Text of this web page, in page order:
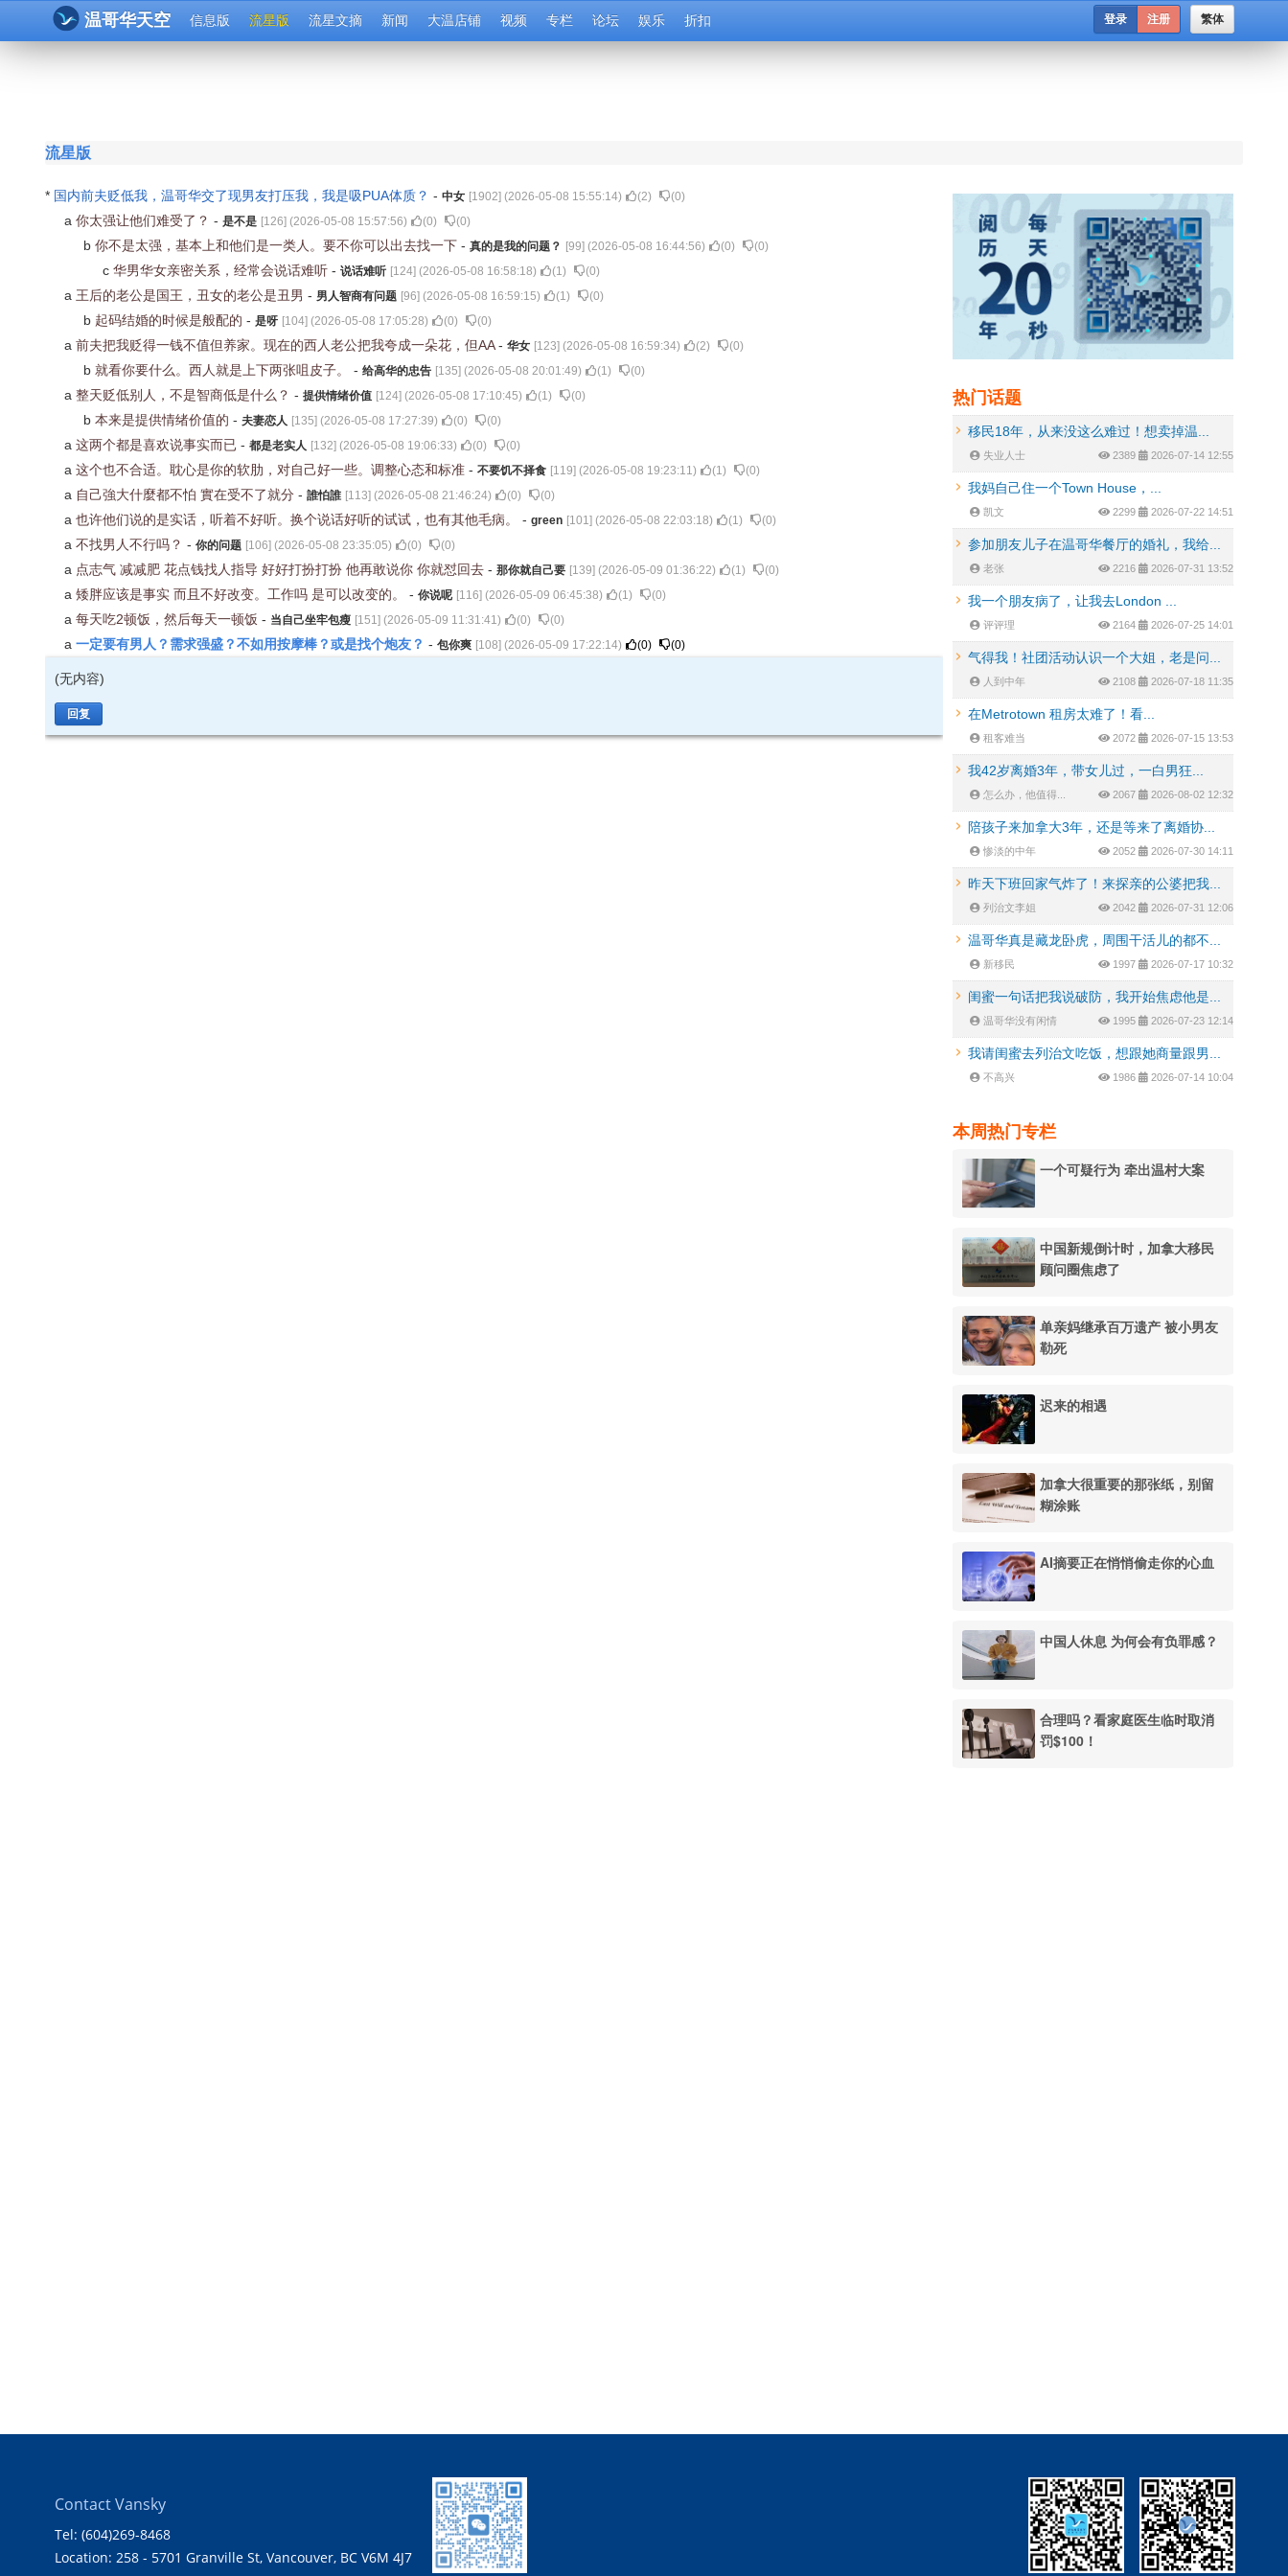
温哥华天空 信息版 流星版 流星文摘 新闻 大温店铺 视频 专栏 论坛 娱乐 折扣 繁体
登录 注册
流星版
* 国内前夫贬低我，温哥华交了现男友打压我，我是吸PUA体质？ - 中女 [1902] (2026-05-08 15:55:14) (2) (0)
a 你太强让他们难受了？ - 是不是 [126] (2026-05-08 15:57:56) (0) (0)
b 你不是太强，基本上和他们是一类人。要不你可以出去找一下 - 真的是我的问题？ [99] (2026-05-08 16:44:56) (0) (0)
c 华男华女亲密关系，经常会说话难听 - 说话难听 [124] (2026-05-08 16:58:18) (1) (0)
a 王后的老公是国王，丑女的老公是丑男 - 男人智商有问题 [96] (2026-05-08 16:59:15) (1) (0)
b 起码结婚的时候是般配的 - 是呀 [104] (2026-05-08 17:05:28) (0) (0)
a 前夫把我贬得一钱不值但养家。现在的西人老公把我夸成一朵花，但AA- 华女 [123] (2026-05-08 16:59:34) (2) (0)
b 就看你要什么。西人就是上下两张咀皮子。 - 给高华的忠告 [135] (2026-05-08 20:01:49) (1) (0)
a 整天贬低别人，不是智商低是什么？ - 提供情绪价值 [124] (2026-05-08 17:10:45) (1) (0)
b 本来是提供情绪价值的 - 夫妻恋人 [135] (2026-05-08 17:27:39) (0) (0)
a 这两个都是喜欢说事实而已 - 都是老实人 [132] (2026-05-08 19:06:33) (0) (0)
a 这个也不合适。耽心是你的软肋，对自己好一些。调整心态和标准 - 不要饥不择食 [119] (2026-05-08 19:23:11) (1) (0)
a 自己強大什麼都不怕 實在受不了就分 - 誰怕誰 [113] (2026-05-08 21:46:24) (0) (0)
a 也许他们说的是实话，听着不好听。换个说话好听的试试，也有其他毛病。 - green [101] (2026-05-08 22:03:18) (1) (0)
a 不找男人不行吗？ - 你的问题 [106] (2026-05-08 23:35:05) (0) (0)
a 点志气 减减肥 花点钱找人指导 好好打扮打扮 他再敢说你 你就怼回去 - 那你就自己要 [139] (2026-05-09 01:36:22) (1) (0)
a 矮胖应该是事实 而且不好改变。工作吗 是可以改变的。 - 你说呢 [116] (2026-05-09 06:45:38) (1) (0)
a 每天吃2顿饭，然后每天一顿饭 - 当自己坐牢包瘦 [151] (2026-05-09 11:31:41) (0) (0)
a 一定要有男人？需求强盛？不如用按摩棒？或是找个炮友？ - 包你爽 [108] (2026-05-09 17:22:14) (0) (0)
(无内容)
回复
热门话题
移民18年，从来没这么难过！想卖掉温...
失业人士 2389 2026-07-14 12:55
我妈自己住一个Town House，...
凯文 2299 2026-07-22 14:51
参加朋友儿子在温哥华餐厅的婚礼，我给...
老张 2216 2026-07-31 13:52
我一个朋友病了，让我去London ...
评评理 2164 2026-07-25 14:01
气得我！社团活动认识一个大姐，老是问...
人到中年 2108 2026-07-18 11:35
在Metrotown 租房太难了！看...
租客难当 2072 2026-07-15 13:53
我42岁离婚3年，带女儿过，一白男狂...
怎么办，他值得... 2067 2026-08-02 12:32
陪孩子来加拿大3年，还是等来了离婚协...
惨淡的中年 2052 2026-07-30 14:11
昨天下班回家气炸了！来探亲的公婆把我...
列治文李姐 2042 2026-07-31 12:06
温哥华真是藏龙卧虎，周围干活儿的都不...
新移民 1997 2026-07-17 10:32
闺蜜一句话把我说破防，我开始焦虑他是...
温哥华没有闲情 1995 2026-07-23 12:14
我请闺蜜去列治文吃饭，想跟她商量跟男...
不高兴 1986 2026-07-14 10:04
本周热门专栏
一个可疑行为 牵出温村大案
中国新规倒计时，加拿大移民
顾问圈焦虑了
单亲妈继承百万遗产 被小男友
勒死
迟来的相遇
加拿大很重要的那张纸，别留
糊涂账
AI摘要正在悄悄偷走你的心血
中国人休息 为何会有负罪感？
合理吗？看家庭医生临时取消
罚$100！
Contact Vansky
Tel: (604)269-8468
Location: 258 - 5701 Granville St, Vancouver, BC V6M 4J7